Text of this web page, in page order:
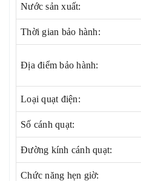
Nước sản xuất:
Thời gian bảo hành:
Địa điểm bảo hành:
Loại quạt điện:
Số cánh quạt:
Đường kính cánh quạt:
Chức năng hẹn giờ: